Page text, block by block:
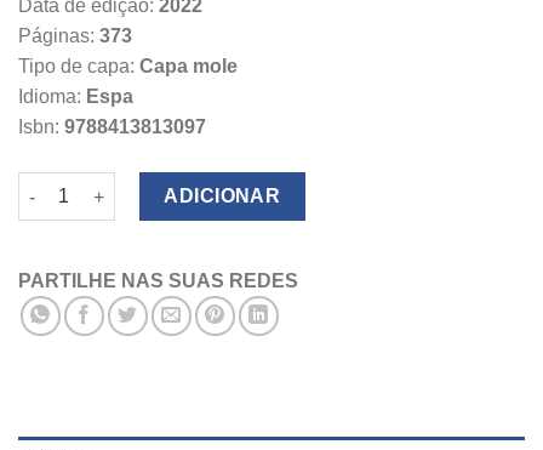
Data de edição: 2022
Páginas: 373
Tipo de capa: Capa mole
Idioma: Espa
Isbn: 9788413813097
Quantidade de Derecho penal y riesgo
ADICIONAR
PARTILHE NAS SUAS REDES